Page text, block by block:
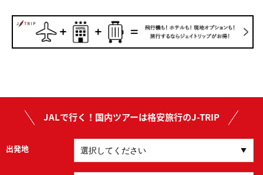
JALで行く！国内ツアーは格安旅行のJ-TRIP
出発地